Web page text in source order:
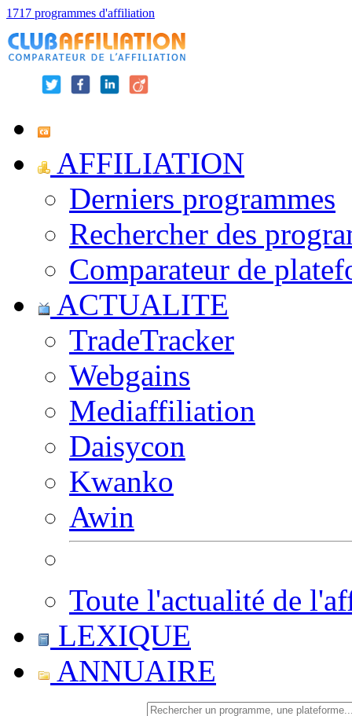
1717 programmes d'affiliation
AFFILIATION
Derniers programmes
Rechercher des
Comparateur de
ACTUALITE
TradeTracker
Webgains
Mediaffiliation
Daisycon
Kwanko
Awin
Toute l'actualité de
LEXIQUE
ANNUAIRE